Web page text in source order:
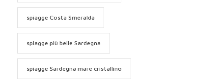
spiagge Costa Smeralda
spiagge più belle Sardegna
spiagge Sardegna mare cristallino